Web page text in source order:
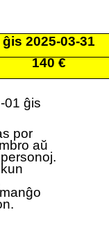
ĝis2025-03-31
140 €
ĝis
por
aŭ
kun